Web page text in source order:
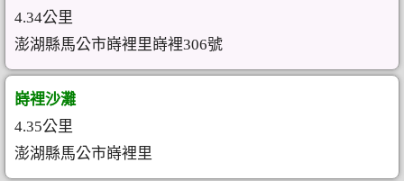
4.34公里
澎湖縣馬公市嵵裡里嵵裡306號
嵵裡沙灘
4.35公里
澎湖縣馬公市嵵裡里